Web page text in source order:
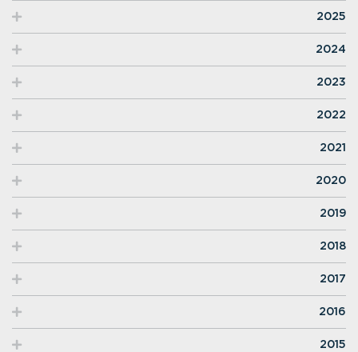
2025
2024
2023
2022
2021
2020
2019
2018
2017
2016
2015